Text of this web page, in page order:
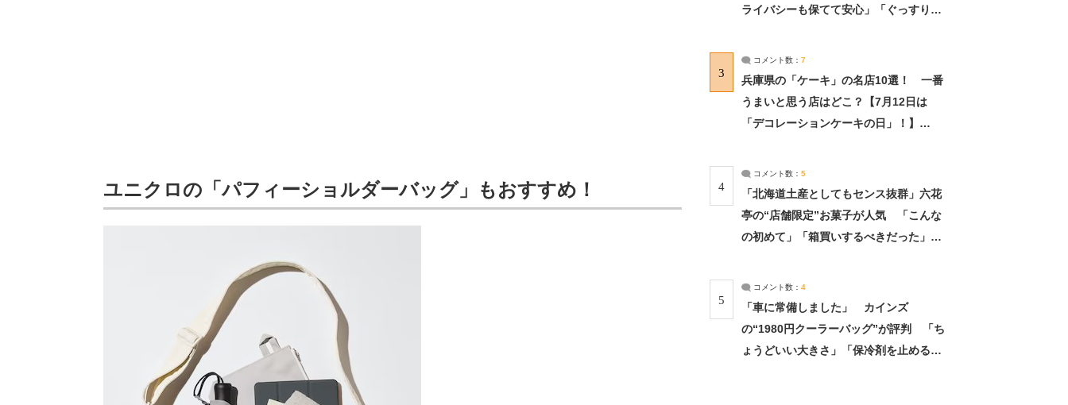
ユニクロの「パフィーショルダーバッグ」もおすすめ！
ライバシーも保てて安心」「ぐっすり眠
3
コメント数： 7
兵庫県の「ケーキ」の名店10選！ 一番
うまいと思う店はどこ？【7月12日は
「デコレーションケーキの日」！】
4
コメント数： 5
「北海道土産としてもセンス抜群」六花
亭の“店舗限定”お菓子が人気 「こんな
の初めて」「箱買いするべきだった」
5
コメント数： 4
「車に常備しました」 カインズ
の“1980円クーラーバッグ”が評判 「ち
ょうどいい大きさ」「保冷剤を止めるベ